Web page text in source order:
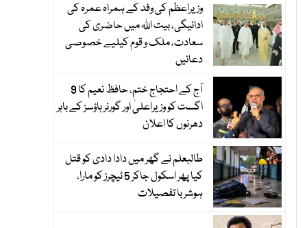
وزیراعظم کی وفد کے ہمراہ عمرہ کی
ادائیگی، بیت اللہ میں حاضری کی
سعادت، ملک و قوم کیلیے خصوصی
دعائیں
آج کے احتجاج ختم، حافظ نعیم کا 9
اگست کو وزیراعلیٰ اور گورنر ہاؤسز کے باہر
دھرنوں کا اعلان
طالبعلم نے گھر میں دادا دادی کو قتل
کیا پھر اسکول جاکر 5 ٹیچرز کو مارا،
ہوشربا تفصیلات